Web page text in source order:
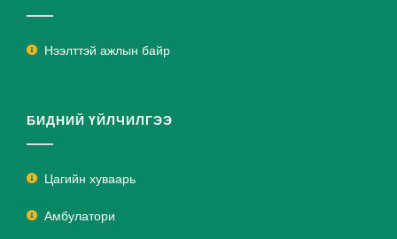
Нээлттэй ажлын байр
БИДНИЙ ҮЙЛЧИЛГЭЭ
Цагийн хуваарь
Амбулатори